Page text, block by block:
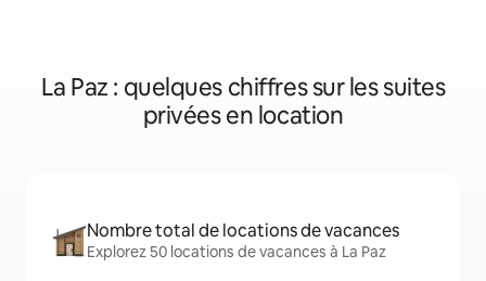
La Paz : quelques chiffres sur les suites
privées en location
Nombre total de locations de vacances
Explorez 50 locations de vacances à La Paz